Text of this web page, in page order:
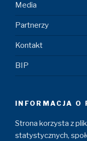
Media
Partnerzy
Kontakt
BIP
INFORMACJA O
Strona korzysta z
statystycznych,